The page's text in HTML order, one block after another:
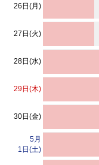
26日(月)
27日(火)
28日(水)
29日(木)
30日(金)
5月
1日(土)